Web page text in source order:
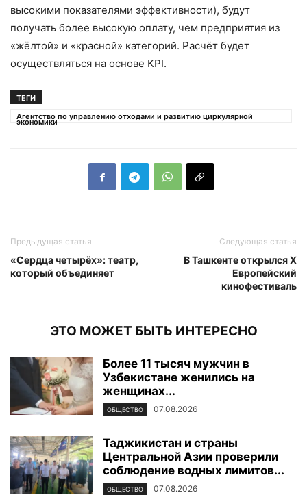
высокими показателями эффективности), будут
получать более высокую оплату, чем предприятия из
«жёлтой» и «красной» категорий. Расчёт будет
осуществляться на основе KPI.
ТЕГИ
Агентство по управлению отходами и развитию циркулярной
экономики
Предыдущая статья
«Сердца четырёх»: театр,
который объединяет
Следующая статья
В Ташкенте открылся X
Европейский
кинофестиваль
ЭТО МОЖЕТ БЫТЬ ИНТЕРЕСНО
Более 11 тысяч мужчин в
Узбекистане женились на
женщинах...
ОБЩЕСТВО 07.08.2026
Таджикистан и страны
Центральной Азии проверили
соблюдение водных лимитов...
ОБЩЕСТВО 07.08.2026